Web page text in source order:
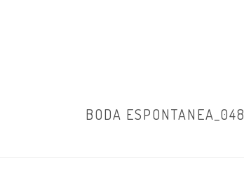
BODA ESPONTANEA_048